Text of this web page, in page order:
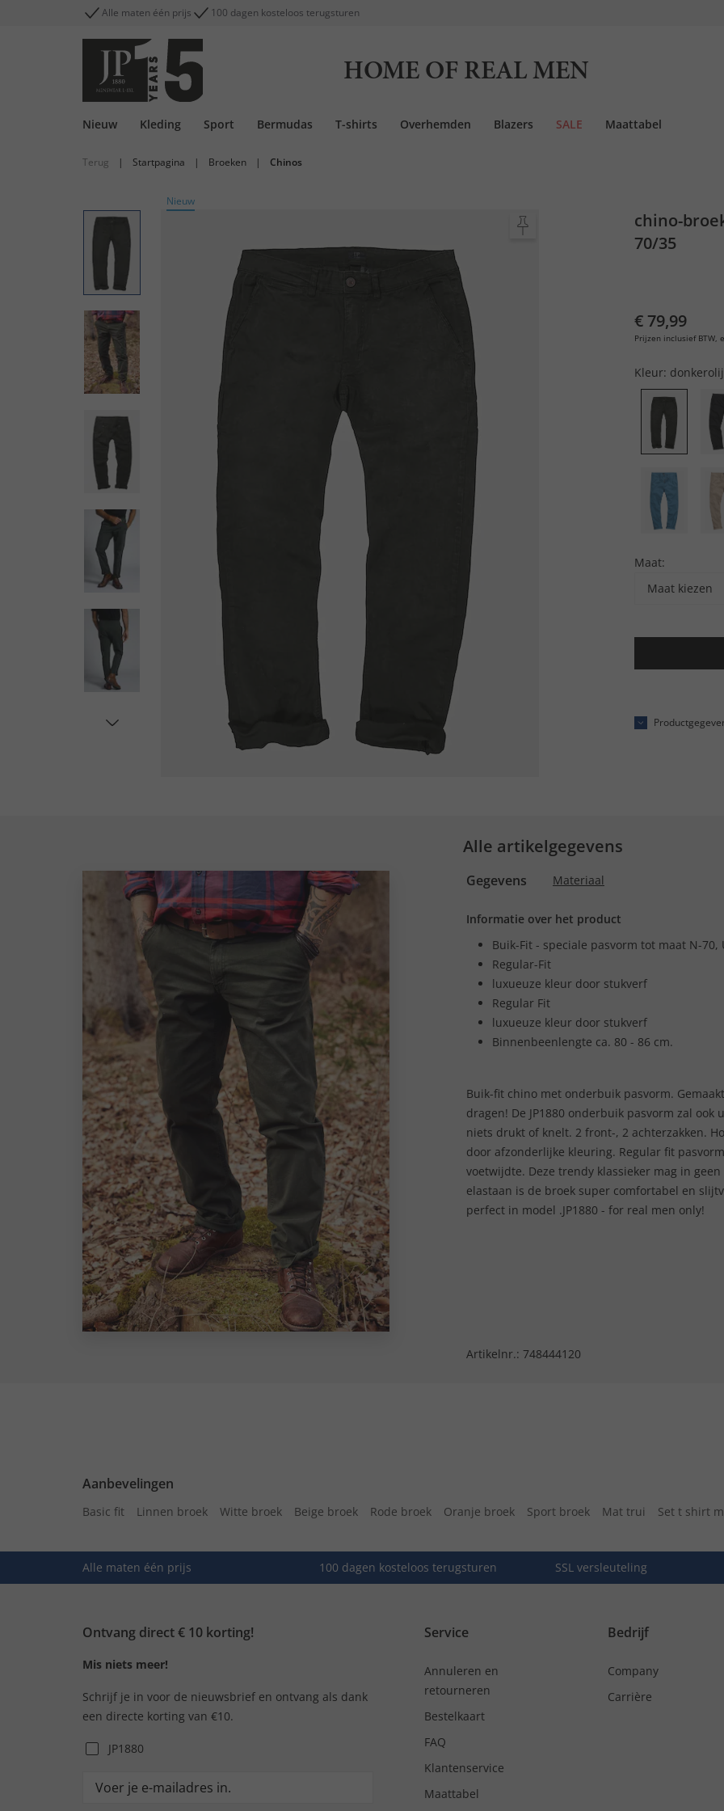
Alle maten één prijs 100 dagen kosteloos terugsturen
HOME OF REAL MEN
Nieuw Kleding Sport Bermudas T-shirts Overhemden Blazers SALE Maattabel
Terug | Startpagina | Broeken | Chinos
Nieuw
chino-
70/35
€ 79,99
Prijzen inclusief BTW,
Kleur:
Maat:
Maat kiezen
Alle artikelgegevens
Gegevens Materiaal
Informatie over het product
Buik-Fit - speciale pasvorm tot maat N-70,
Regular-Fit
luxueuze kleur door stukverf
Regular Fit
luxueuze kleur door stukverf
Binnenbeenlengte ca. 80 - 86 cm.
Buik-fit chino met onderbuik pasvorm.
dragen! De JP1880 onderbuik pasvorm zal
niets drukt of knelt. 2 front-, 2 achterzakken.
door afzonderlijke kleuring. Regular fit
voetwijdte. Deze trendy klassieker mag in
elastaan is de broek super comfortabel en
perfect in model .JP1880 - for real men only!
Artikelnr.: 748444120
Aanbevelingen
Basic fit Linnen broek Witte broek Beige broek Rode broek Oranje broek Sport broek Mat trui Set t shirt
Alle maten één prijs 100 dagen kosteloos terugsturen SSL versleuteling
Ontvang direct € 10 korting!
Mis niets meer!
Schrijf je in voor de nieuwsbrief en ontvang als dank
een directe korting van €10.
JP1880
Service
Annuleren en
retourneren
Bestelkaart
FAQ
Klantenservice
Maattabel
Bedrijf
Company
Carrière